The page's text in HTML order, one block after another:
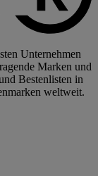
Unternehmen
Marken und
Bestenlisten in
weltweit.